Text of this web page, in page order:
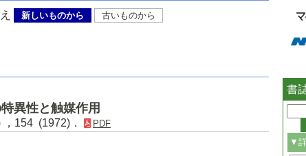
新しいものから 古いものから
異性と触媒作用
，154 (1972)． PDF
書
▼